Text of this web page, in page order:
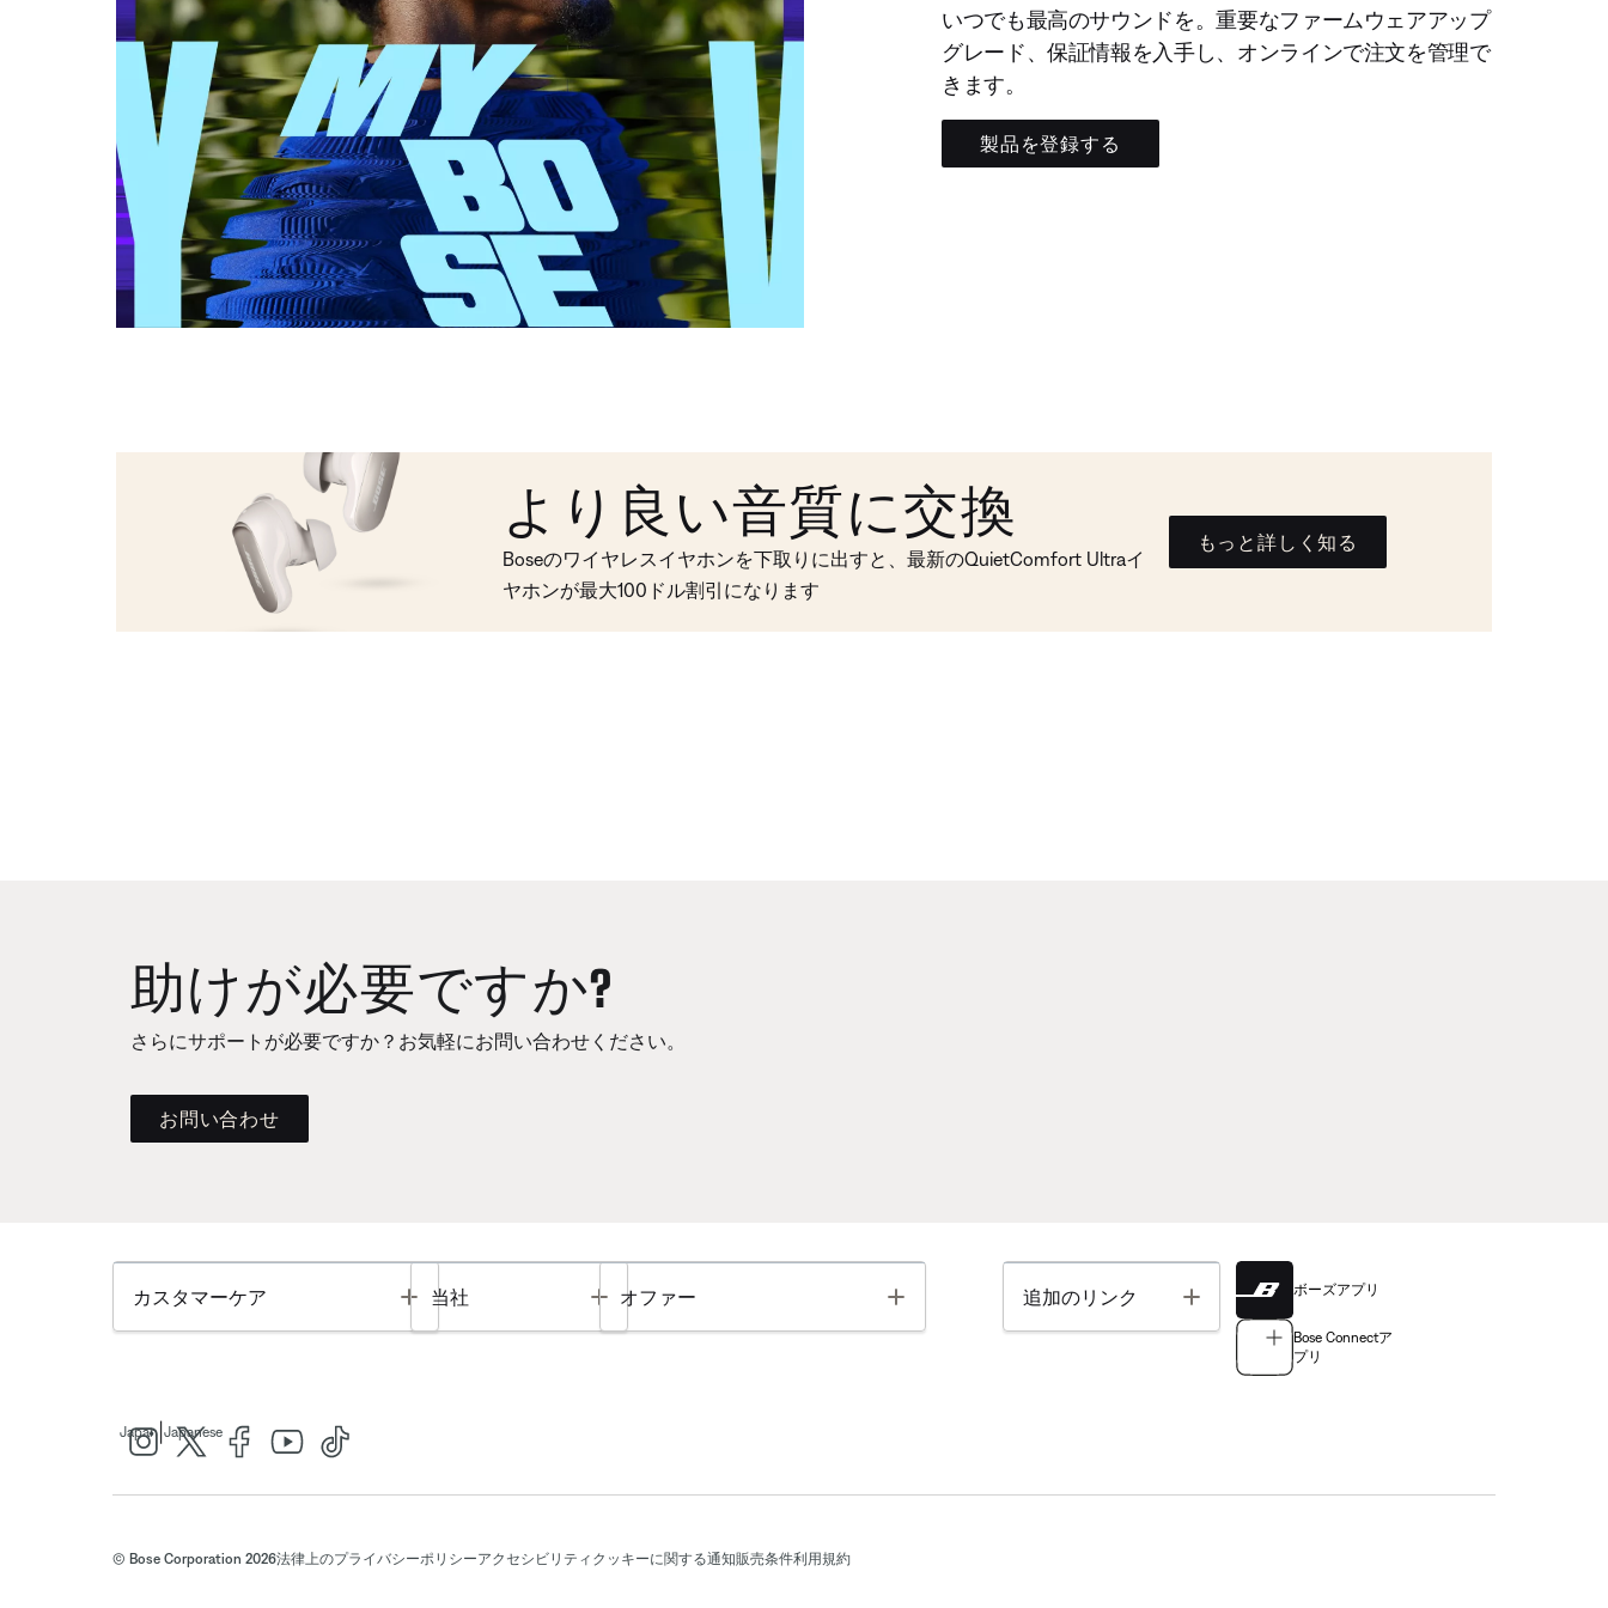
いつでも最高のサウンドを。重要なファームウェアアップ
グレード、保証情報を入手し、オンラインで注文を管理で
きます。
製品を登録する
より良い音質に交換
Boseのワイヤレスイヤホンを下取りに出すと、最新のQuietComfort Ultraイ
ヤホンが最大100ドル割引になります
もっと詳しく知る
助けが必要ですか?
さらにサポートが必要ですか？お気軽にお問い合わせください。
お問い合わせ
カスタマーケア Toggle
当社 Toggle
オファー Toggle 追加のリンク Toggle ボーズアプリ
Bose Connectア
プリ
Japan Japanese
© Bose Corporation 2026法律上のプライバシーポリシーアクセシビリティ クッキーに関する通知販売条件利用規約